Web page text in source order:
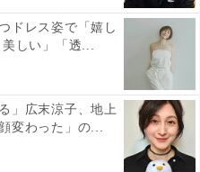
ドレス姿で「嬉し
しい」「透...
」広末涼子、地上
変わった」の...